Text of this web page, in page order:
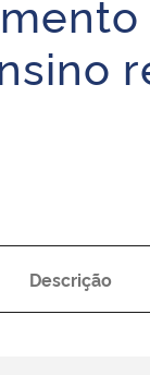
Descrição